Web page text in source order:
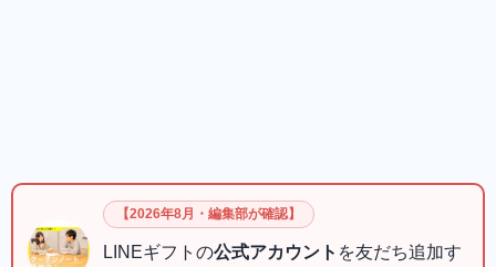
【2026年8月・編集部が確認】
LINEギフトの公式アカウント を友だち追加す